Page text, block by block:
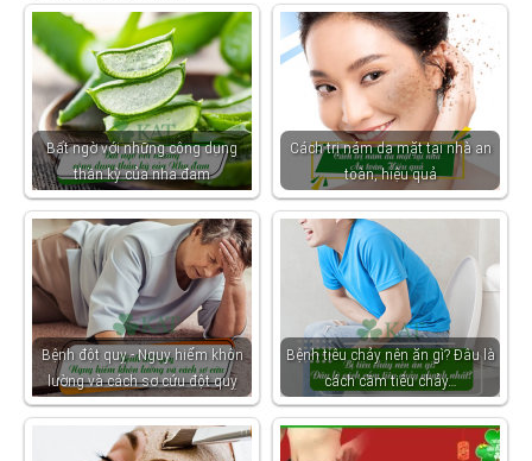
Bất ngờ với những công dụng
thần kỳ của nha đam
Cách trị nám da mặt tại nhà an
toàn, hiệu quả
Bệnh đột quỵ - Nguy hiểm khôn
lường và cách sơ cứu đột quỵ
Bệnh tiêu chảy nên ăn gì? Đâu là
cách cầm tiêu chảy…